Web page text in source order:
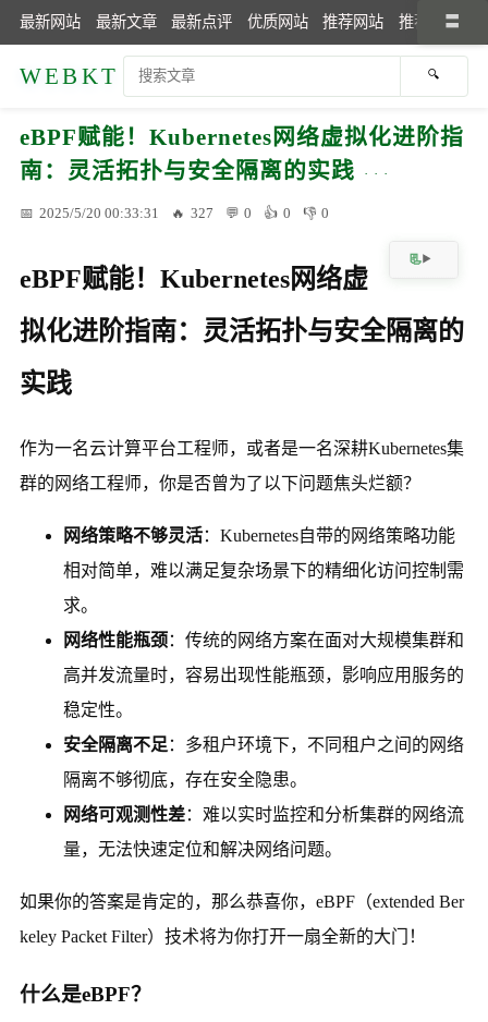
最新网站 最新文章 最新点评 优质网站 推荐网站 推荐文章
WEBKT
eBPF赋能！Kubernetes网络虚拟化进阶指
南：灵活拓扑与安全隔离的实践
2025/5/20 00:33:31 327 0 0 0
eBPF赋能！Kubernetes网络虚
拟化进阶指南：灵活拓扑与安全隔离的
实践
作为一名云计算平台工程师，或者是一名深耕Kubernetes集
群的网络工程师，你是否曾为了以下问题焦头烂额？
网络策略不够灵活：Kubernetes自带的网络策略功能
相对简单，难以满足复杂场景下的精细化访问控制需
求。
网络性能瓶颈：传统的网络方案在面对大规模集群和
高并发流量时，容易出现性能瓶颈，影响应用服务的
稳定性。
安全隔离不足 ：多租户环境下，不同租户之间的网络
隔离不够彻底，存在安全隐患。
网络可观测性差：难以实时监控和分析集群的网络流
量，无法快速定位和解决网络问题。
如果你的答案是肯定的，那么恭喜你，eBPF（extended Ber
keley Packet Filter）技术将为你打开一扇全新的大门！
什么是eBPF？